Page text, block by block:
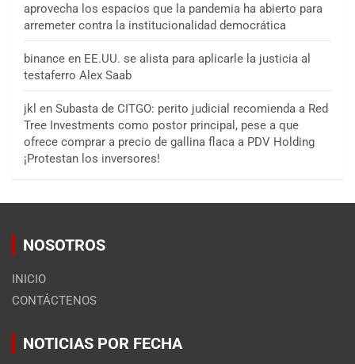
aprovecha los espacios que la pandemia ha abierto para
arremeter contra la institucionalidad democrática
binance en EE.UU. se alista para aplicarle la justicia al
testaferro Alex Saab
jkl en Subasta de CITGO: perito judicial recomienda a Red
Tree Investments como postor principal, pese a que
ofrece comprar a precio de gallina flaca a PDV Holding
¡Protestan los inversores!
NOSOTROS
INICIO
CONTÁCTENOS
NOTICIAS POR FECHA